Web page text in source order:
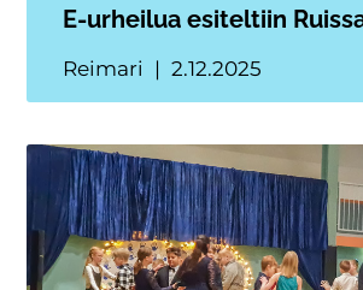
E-urheilua esiteltiin
Reimari 2.12.2025